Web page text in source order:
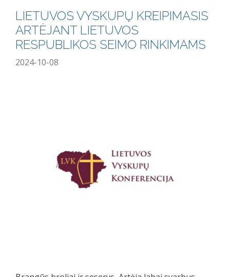
LIETUVOS VYSKUPŲ KREIPIMASIS
ARTĖJANT LIETUVOS
RESPUBLIKOS SEIMO RINKIMAMS
2024-10-08